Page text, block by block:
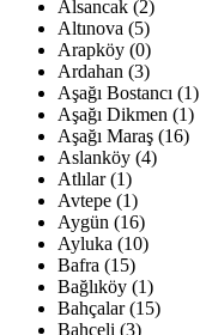
Alsancak (2)
Altınova (5)
Arapköy (0)
Ardahan (3)
Aşağı Bostancı (1)
Aşağı Dikmen (1)
Aşağı Maraş (16)
Aslanköy (4)
Atlılar (1)
Avtepe (1)
Aygün (16)
Ayluka (10)
Bafra (15)
Bağlıköy (1)
Bahçalar (15)
Bahçeli (3)